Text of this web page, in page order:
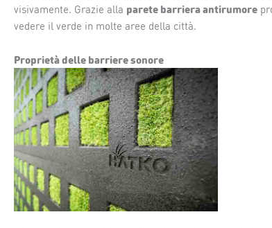
visivamente. Grazie alla parete barriera antirumore
vedere il verde in molte aree della città.
Proprietà delle barriere sonore